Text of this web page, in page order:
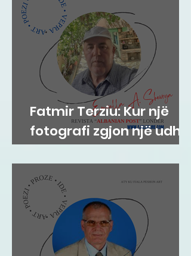
Fatmir Terziu: Kur një
fotografi zgjon një udhë
tradite që vjen prej
shekujsh në vendlindje